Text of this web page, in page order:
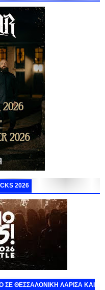
2026
ΣΕ ΘΕΣΣΑΛΟΝΙΚΗ ΛΑΡΙΣΑ ΚΑΙ